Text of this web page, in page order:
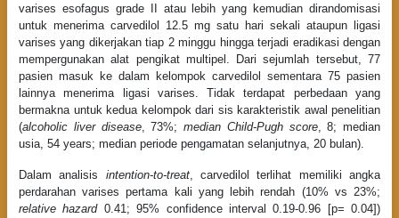
varises esofagus grade II atau lebih yang kemudian dirandomisasi
untuk menerima carvedilol 12.5 mg satu hari sekali ataupun ligasi
varises yang dikerjakan tiap 2 minggu hingga terjadi eradikasi dengan
mempergunakan alat pengikat multipel. Dari sejumlah tersebut, 77
pasien masuk ke dalam kelompok carvedilol sementara 75 pasien
lainnya menerima ligasi varises. Tidak terdapat perbedaan yang
bermakna untuk kedua kelompok dari sis karakteristik awal penelitian
(alcoholic liver disease, 73%; median Child-Pugh score, 8; median
usia, 54 years; median periode pengamatan selanjutnya, 20 bulan).
Dalam analisis intention-to-treat, carvedilol terlihat memiliki angka
perdarahan varises pertama kali yang lebih rendah (10% vs 23%;
relative hazard0.41; 95% confidence interval 0.19-0.96 [p= 0.04])